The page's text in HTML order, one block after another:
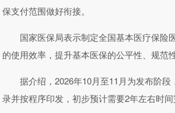
保支付范围做好衔接。
国家医保局表示制定全国基本医疗保险
的使用效率，提升基本医保的公平性、规范
据介绍，2026年10月至11月为发布阶
录并按程序印发，初步预计需要2年左右时间